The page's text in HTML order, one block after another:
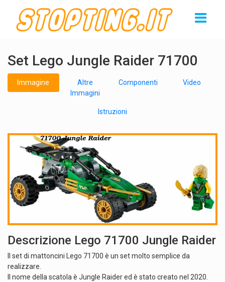
Set Lego Jungle Raider 71700
Immagine
Altre
Immagini
Componenti Video
Istruzioni
Descrizione Lego 71700 Jungle Raider
Il set di mattoncini Lego 71700 è un set molto semplice da
realizzare.
Il nome della scatola è Jungle Raider ed è stato creato nel 2020.